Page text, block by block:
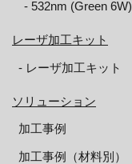
‐ 532nm (Green
レーザ加工キット
‐ レーザ加工キット
ソリューション
加工事例
加工事例（材料別）